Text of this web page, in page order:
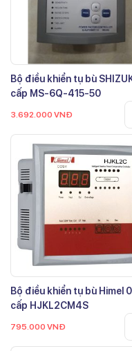
Bộ điều khiển tụ bù
cấp MS-6Q-415-50
3.692.000 VNĐ
Bộ điều khiển tụ bù Himel
cấp HJKL2CM4S
795.000 VNĐ